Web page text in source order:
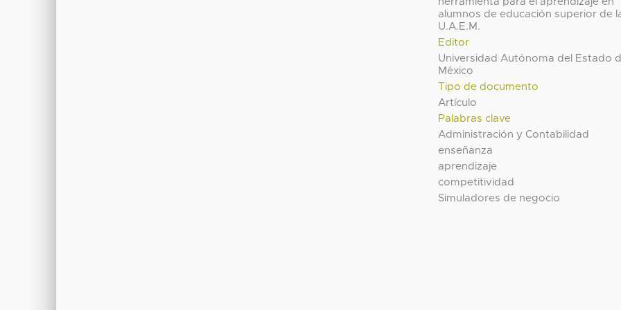
alumnos de educación superior de
U.A.E.M.
Editor
Universidad Autónoma del Estado
México
Tipo de documento
Artículo
Palabras clave
Administración y Contabilidad
enseñanza
aprendizaje
competitividad
Simuladores de negocio